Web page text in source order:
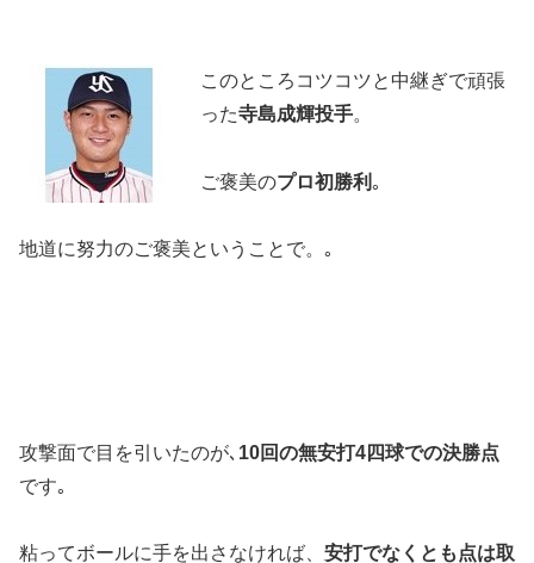
このところコツコツと中継ぎで頑張
った寺島成輝投手。
ご褒美のプロ初勝利｡
地道に努力のご褒美ということで。｡
攻撃面で目を引いたのが､ 10回の無安打4四球での決勝点
です｡
粘ってボールに手を出さなければ、 安打でなくとも点は取